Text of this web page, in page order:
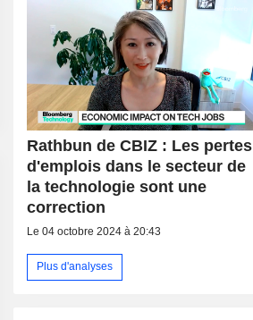
Rathbun de CBIZ : Les pertes
d'emplois dans le secteur de
la technologie sont une
correction
Le 04 octobre 2024 à 20:43
Plus d'analyses